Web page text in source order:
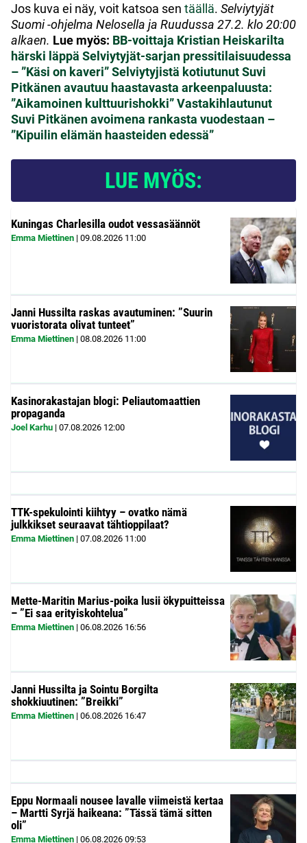
Jos kuva ei näy, voit katsoa sen täällä. Selviytyjät
Suomi -ohjelma Nelosella ja Ruudussa 27.2. klo 20:00
alkaen. Lue myös: BB-voittaja Kristian Heiskarilta
härski läppä Selviytyjät-sarjan pressitilaisuudessa
– ”Käsi on kaveri”Selviytyjistä kotiutunut Suvi
Pitkänen avautuu haastavasta arkeenpaluusta:
”Aikamoinen kulttuurishokki”Vastakihlautunut
Suvi Pitkänen avoimena rankasta vuodestaan –
”Kipuilin elämän haasteiden edessä”
LUE MYÖS:
Kuningas Charlesilla oudot vessasäännöt
Emma Miettinen | 09.08.2026 11:00
Janni Hussilta raskas avautuminen: ”Suurin
vuoristorata olivat tunteet”
Emma Miettinen | 08.08.2026 11:00
Kasinorakastajan blogi: Peliautomaattien
propaganda
Joel Karhu | 07.08.2026 12:00
TTK-spekulointi kiihtyy – ovatko nämä
julkkikset seuraavat tähtioppilaat?
Emma Miettinen | 07.08.2026 11:00
Mette-Maritin Marius-poika lusii ökypuitteissa
– ”Ei saa erityiskohtelua”
Emma Miettinen | 06.08.2026 16:56
Janni Hussilta ja Sointu Borgilta
shokkiuutinen: ”Breikki”
Emma Miettinen | 06.08.2026 16:47
Eppu Normaali nousee lavalle viimeistä kertaa
– Martti Syrjä haikeana: ”Tässä tämä sitten
oli”
Emma Miettinen | 06.08.2026 09:53